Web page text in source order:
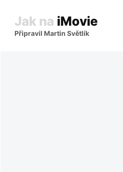
Jak na iMovie
Připravil Martin Světlík